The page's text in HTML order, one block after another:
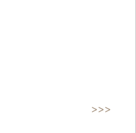
>>>